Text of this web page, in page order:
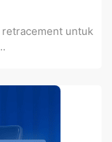
retracement untuk